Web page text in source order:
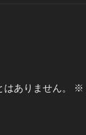
ありません。 ※